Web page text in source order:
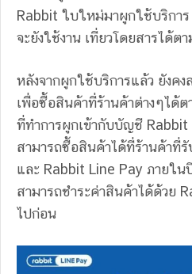
Rabbit ใบใหม่มาผูกใช้บริกา
จะยังใช้งาน เที่ยวโดยสารได้ต
หลังจากผูกใช้บริการแล้ว ยังค
เพื่อซื้อสินค้าที่ร้านค้าต่างๆได้
ที่ทำการผูกเข้ากับบัญชี Rabbit
สามารถซื้อสินค้าได้ที่ร้านค้าที่
และ Rabbit Line Pay ภายใน
สามารถชำระค่าสินค้าได้ด้วย
ไปก่อน